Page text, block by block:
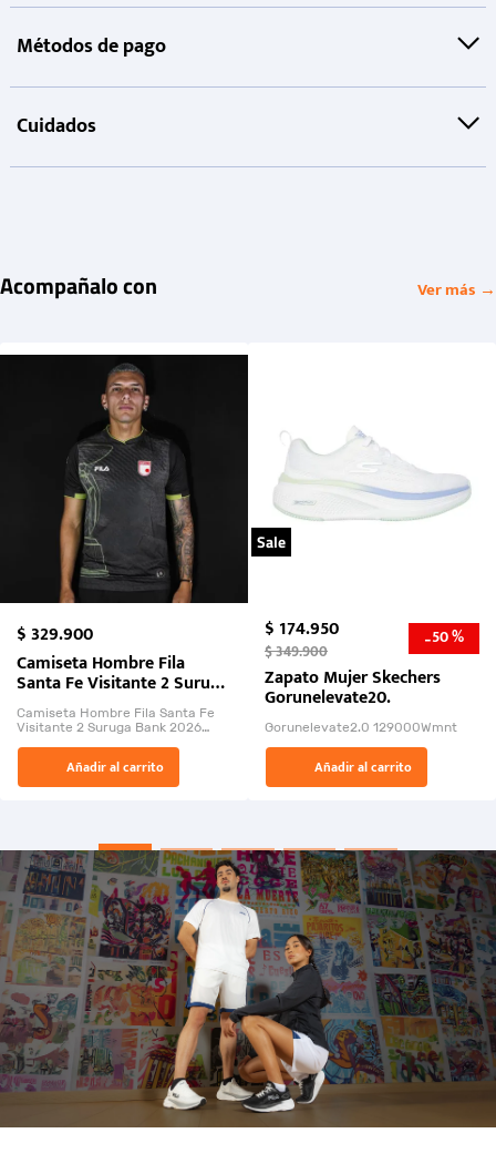
Métodos de pago
Cuidados
Acompañalo con Ver más →
$329.900
Camiseta Hombre Fila
Santa Fe Visitante 2 Suruga
Bank 2026
Camiseta Hombre Fila Santa Fe
Visitante 2 Suruga Bank 2026
El Rugido del Sol Naciente:
“Primeros para la Et...
Añadir al carrito
Sale
$174.950
$349.900 -50 %
Zapato Mujer Skechers
Gorunelevate20.
Gorunelevate2.0 129000Wmnt
Añadir al carrito